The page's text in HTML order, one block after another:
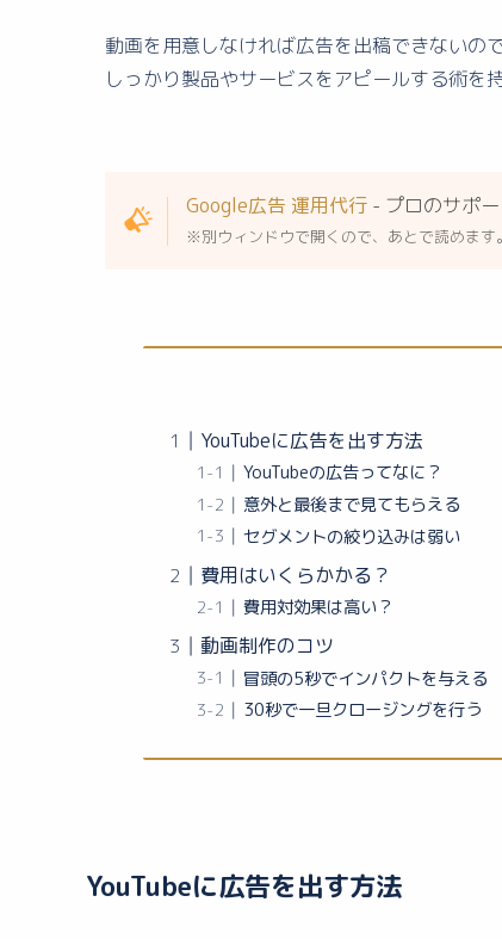
動画を用意しなければ広告を出稿できないの
しっかり製品やサービスをアピールする術を
Google広告 運用代行 - プロのサポ
※別ウィンドウで開くので、あとで読めます。
YouTubeに広告を出す方法
YouTubeの広告ってなに？
意外と最後まで見てもらえる
セグメントの絞り込みは弱い
費用はいくらかかる？
費用対効果は高い？
動画制作のコツ
冒頭の5秒でインパクトを与える
30秒で一旦クロージングを行う
YouTubeに広告を出す方法